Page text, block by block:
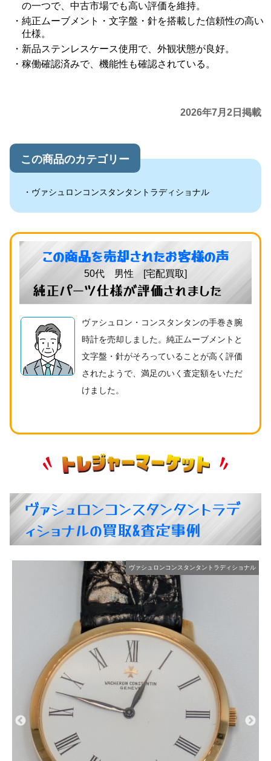
の一つで、中古市場でも高い評価を維持。
純正ムーブメント・文字盤・針を搭載した信頼性の高い
仕様。
新品ステンレスケース使用で、外観状態が良好。
稼働確認済みで、機能性も確認されている。
2026年7月2日掲載
この商品のカテゴリー
ヴァシュロンコンスタンタントラディショナル
この商品を売却されたお客様の声
50代 男性 [宅配買取]
純正パーツ仕様が評価されました
ヴァシュロン・コンスタンタンの手巻き腕
時計を売却しました。純正ムーブメントと
文字盤・針がそろっていることが高く評価
されたようで、満足のいく査定額をいただ
けました。
ヴァシュロンコンスタンタントラデ
ィショナルの買取&査定事例
ヴァシュロンコンスタンタントラディショナル